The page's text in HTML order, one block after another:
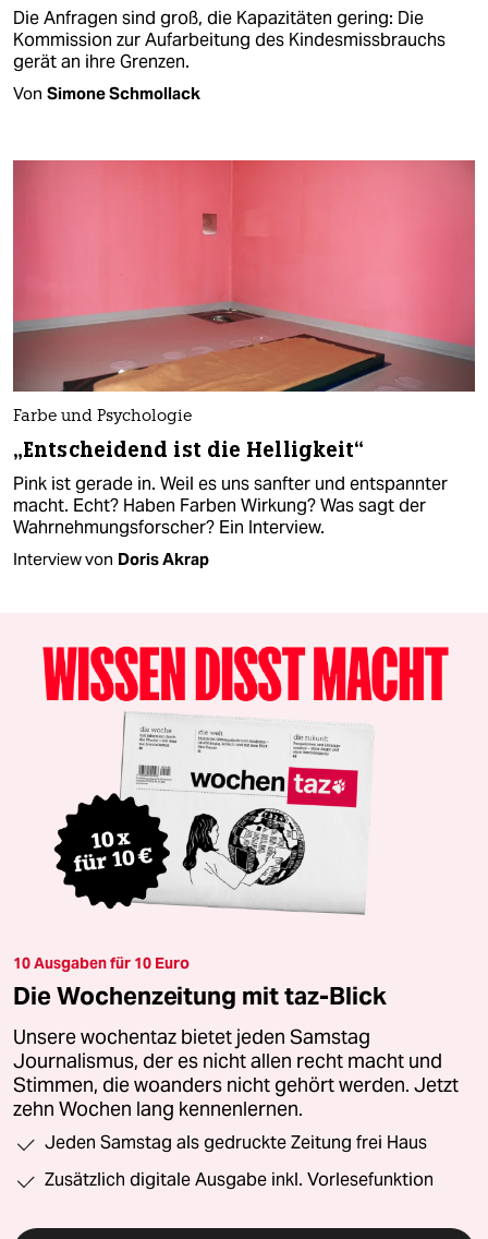
Die Anfragen sind groß, die Kapazitäten gering: Die
Kommission zur Aufarbeitung des Kindesmissbrauchs
gerät an ihre Grenzen.
Von Simone Schmollack
Farbe und Psychologie
„Entscheidend ist die Helligkeit“
Pink ist gerade in. Weil es uns sanfter und entspannter
macht. Echt? Haben Farben Wirkung? Was sagt der
Wahrnehmungsforscher? Ein Interview.
Interview von Doris Akrap
10 Ausgaben für 10 Euro
Die Wochenzeitung mit taz-Blick
Unsere wochentaz bietet jeden Samstag
Journalismus, der es nicht allen recht macht und
Stimmen, die woanders nicht gehört werden. Jetzt
zehn Wochen lang kennenlernen.
Jeden Samstag als gedruckte Zeitung frei Haus
Zusätzlich digitale Ausgabe inkl. Vorlesefunktion